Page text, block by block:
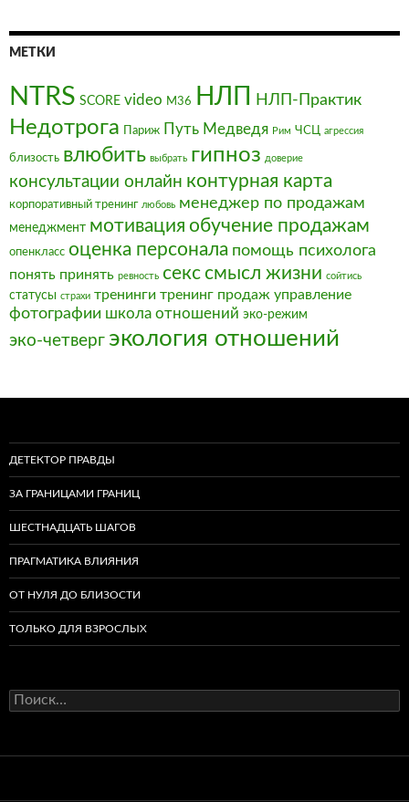
МЕТКИ
NTRS SCORE video М36 НЛП НЛП-Практик
Недотрога Париж Путь Медведя Рим ЧСЦ агрессия
близость влюбить выбрать гипноз доверие
консультации онлайн контурная карта
корпоративный тренинг любовь менеджер по продажам
менеджмент мотивация обучение продажам
опенкласс оценка персонала помощь психолога
понять принять ревность секссмысл жизни сойтись
статусы страхи тренинги тренинг продаж управление
фотографии школа отношений эко-режим
эко-четверг экология отношений
ДЕТЕКТОР ПРАВДЫ
ЗА ГРАНИЦАМИ ГРАНИЦ
ШЕСТНАДЦАТЬ ШАГОВ
ПРАГМАТИКА ВЛИЯНИЯ
ОТ НУЛЯ ДО БЛИЗОСТИ
ТОЛЬКО ДЛЯ ВЗРОСЛЫХ
Найти: